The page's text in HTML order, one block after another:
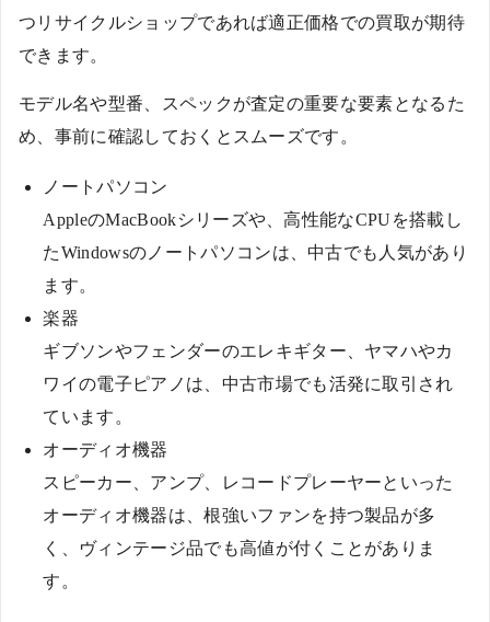
つリサイクルショップであれば適正価格での買取が期待
できます。
モデル名や型番、スペックが査定の重要な要素となるた
め、事前に確認しておくとスムーズです。
ノートパソコン
AppleのMacBookシリーズや、高性能なCPUを搭載し
たWindowsのノートパソコンは、中古でも人気があり
ます。
楽器
ギブソンやフェンダーのエレキギター、ヤマハやカ
ワイの電子ピアノは、中古市場でも活発に取引され
ています。
オーディオ機器
スピーカー、アンプ、レコードプレーヤーといった
オーディオ機器は、根強いファンを持つ製品が多
く、ヴィンテージ品でも高値が付くことがありま
す。